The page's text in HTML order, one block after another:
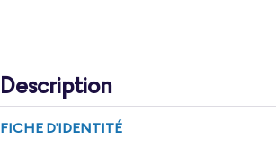
Description
FICHE D'IDENTITÉ